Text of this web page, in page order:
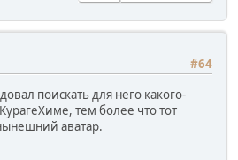
#64
поискать для него какого-
тем более что тот
аватар.